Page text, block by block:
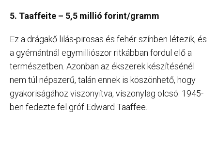
5. Taaffeite – 5,5 millió forint/gramm
Ez a drágakő lilás-pirosas és fehér színben létezik, és
a gyémántnál egymilliószor ritkábban fordul elő a
természetben. Azonban az ékszerek készítésénél
nem túl népszerű, talán ennek is köszönhető, hogy
gyakoriságához viszonyítva, viszonylag olcsó. 1945-
ben fedezte fel gróf Edward Taaffee.